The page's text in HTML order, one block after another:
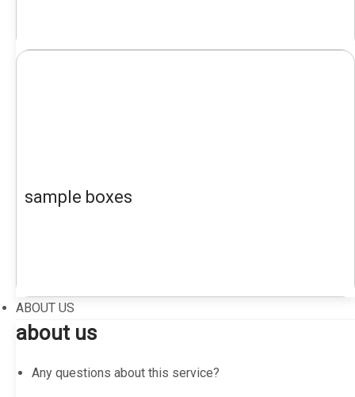
sample boxes
ABOUT US
about us
Any questions about this service?